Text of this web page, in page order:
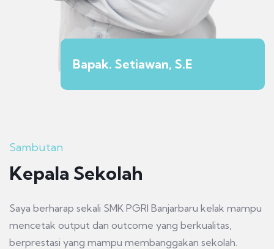
Sambutan
Kepala Sekolah
Saya berharap sekali SMK PGRI Banjarbaru kelak mampu
mencetak output dan outcome yang berkualitas,
berprestasi yang mampu membanggakan sekolah.
Bapak. Setiawan, S.E